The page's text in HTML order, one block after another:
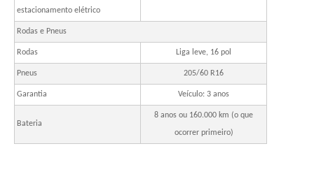
estacionamento elétrico
Rodas e Pneus
Rodas Liga leve, 16 pol
Pneus 205/60 R16
Garantia Veículo: 3 anos
Bateria
8 anos ou 160.000 km (o que
ocorrer primeiro)